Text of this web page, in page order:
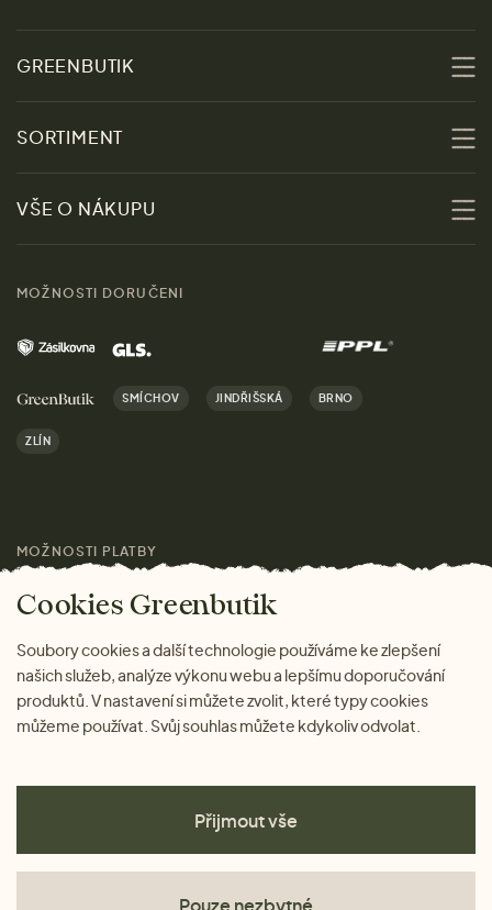
GREENBUTIK
Udržitelnost
Obchody
Kontakt
Kariéra
Značky
Magazín
SORTIMENT
Slevy
Ženy
Muži
Domov
Dárky
VŠE O NÁKUPU
Výhody nákupu u nás
MOŽNOSTI DORUČENI
SMÍCHOV JINDŘIŠSKÁ BRNO
ZLÍN
MOŽNOSTI PLATBY
Cookies Greenbutik
Soubory cookies a další technologie používáme ke zlepšení
našich služeb, analýze výkonu webu a lepšímu doporučování
produktů. V nastavení si můžete zvolit, které typy cookies
můžeme používat. Svůj souhlas můžete kdykoliv odvolat.
Přijmout vše
Pouze nezbytné